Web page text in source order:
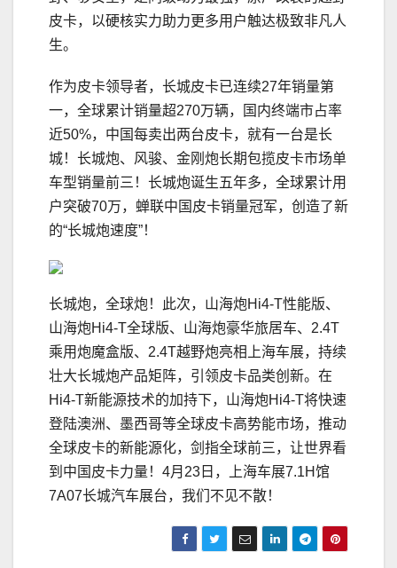
皮卡，以硬核实力助力更多用户触达极致非凡人
生。
作为皮卡领导者，长城皮卡已连续27年销量第
一，全球累计销量超270万辆，国内终端市占率
近50%，中国每卖出两台皮卡，就有一台是长
城！长城炮、风骏、金刚炮长期包揽皮卡市场单
车型销量前三！长城炮诞生五年多，全球累计用
户突破70万，蝉联中国皮卡销量冠军，创造了新
的“长城炮速度”！
长城炮，全球炮！此次，山海炮Hi4-T性能版、
山海炮Hi4-T全球版、山海炮豪华旅居车、2.4T
乘用炮魔盒版、2.4T越野炮亮相上海车展，持续
壮大长城炮产品矩阵，引领皮卡品类创新。在
Hi4-T新能源技术的加持下，山海炮Hi4-T将快速
登陆澳洲、墨西哥等全球皮卡高势能市场，推动
全球皮卡的新能源化，剑指全球前三，让世界看
到中国皮卡力量！4月23日，上海车展7.1H馆
7A07长城汽车展台，我们不见不散！